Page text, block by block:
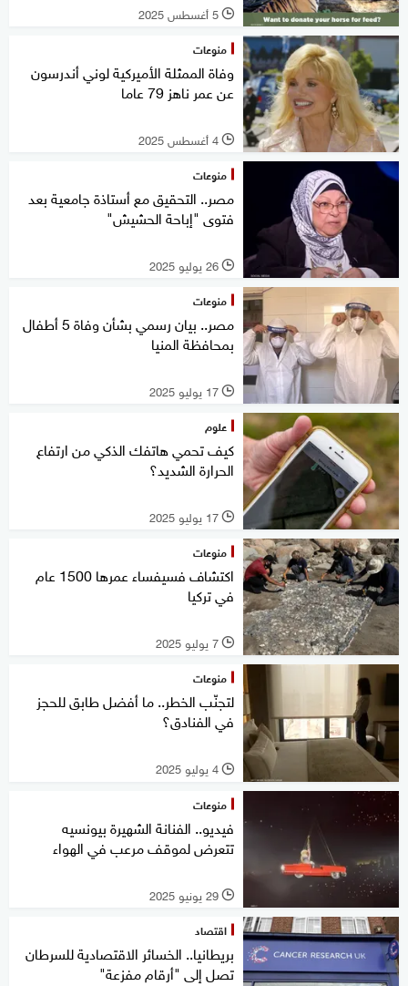
l 5 أغسطس 2025
منوعات
وفاة الممثلة الأميركية لوني أندرسون
عن عمر ناهز 79 عاما
l 4 أغسطس 2025
منوعات
مصر.. التحقيق مع أستاذة جامعية بعد
فتوى "إباحة الحشيش"
l 26 يوليو 2025
منوعات
مصر.. بيان رسمي بشأن وفاة 5 أطفال
بمحافظة المنيا
l 17 يوليو 2025
علوم
كيف تحمي هاتفك الذكي من ارتفاع
الحرارة الشديد؟
l 17 يوليو 2025
منوعات
اكتشاف فسيفساء عمرها 1500 عام
في تركيا
l 7 يوليو 2025
منوعات
لتجنّب الخطر.. ما أفضل طابق للحجز
في الفنادق؟
l 4 يوليو 2025
منوعات
فيديو.. الفنانة الشهيرة بيونسيه
تتعرض لموقف مرعب في الهواء
l 29 يونيو 2025
اقتصاد
بريطانيا.. الخسائر الاقتصادية للسرطان
تصل إلى "أرقام مفزعة"